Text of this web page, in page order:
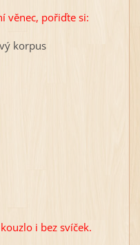
věnec, pořiďte si:
korpus
i bez svíček.